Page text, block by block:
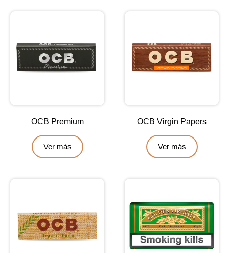
OCB Premium
Ver más
OCB Virgin Papers
Ver más